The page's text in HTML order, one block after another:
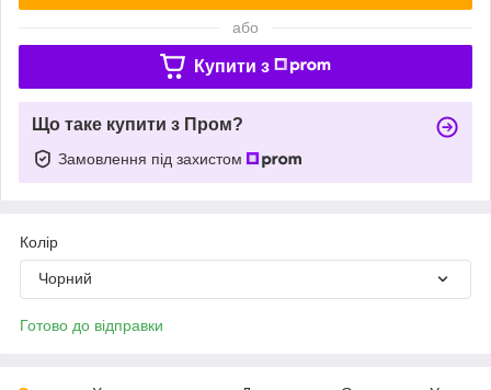
або
Купити з
Що таке купити з Пром?
Замовлення під захистом
Колір
Чорний
Готово до відправки